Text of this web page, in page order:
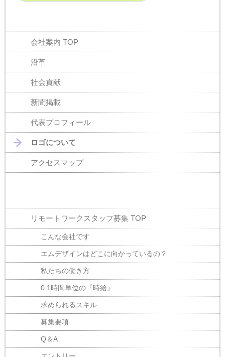
会社案内 TOP
沿革
社会貢献
新聞掲載
代表プロフィール
ロゴについて
アクセスマップ
リモートワークスタッフ募集 TOP
こんな会社です
エムデザインはどこに向かっているの？
私たちの働き方
0.1時間単位の『時給』
求められるスキル
募集要項
Q＆A